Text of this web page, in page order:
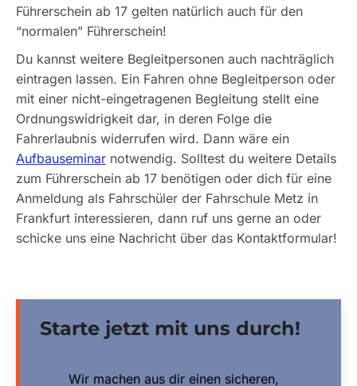
Führerschein ab 17 gelten natürlich auch für den
“normalen” Führerschein!
Du kannst weitere Begleitpersonen auch nachträglich
eintragen lassen. Ein Fahren ohne Begleitperson oder
mit einer nicht-eingetragenen Begleitung stellt eine
Ordnungswidrigkeit dar, in deren Folge die
Fahrerlaubnis widerrufen wird. Dann wäre ein
Aufbauseminar notwendig. Solltest du weitere Details
zum Führerschein ab 17 benötigen oder dich für eine
Anmeldung als Fahrschüler der Fahrschule Metz in
Frankfurt interessieren, dann ruf uns gerne an oder
schicke uns eine Nachricht über das Kontaktformular!
Starte jetzt mit uns durch!
Wir machen aus dir einen sicheren,